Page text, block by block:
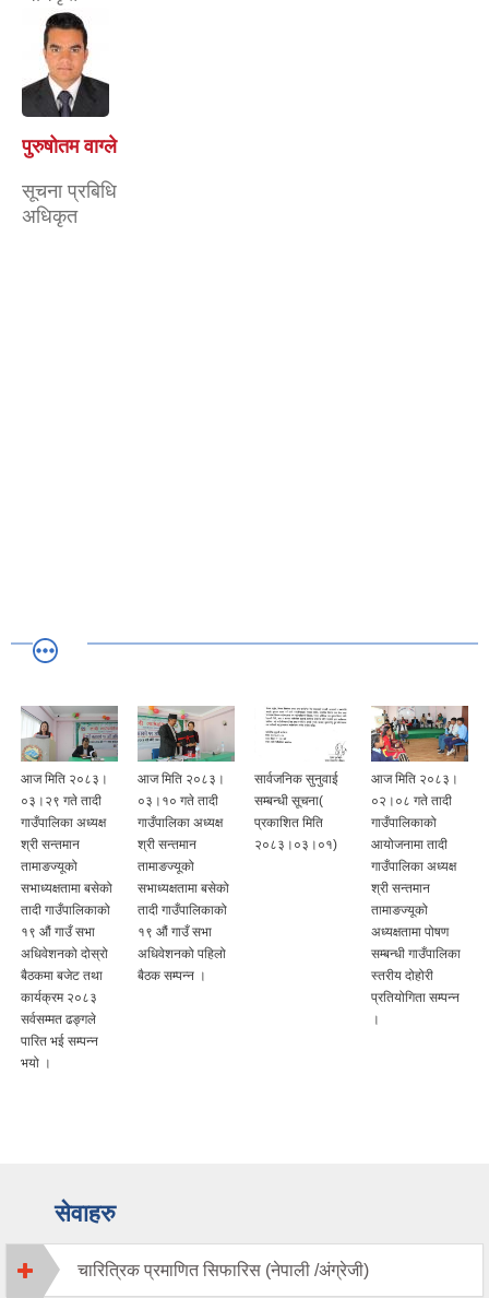
पुरुषोतम वाग्ले
सूचना प्रबिधि
अधिकृत
आज मिति २०८३।
०३।२९ गते तादी
गाउँपालिका अध्यक्ष
श्री सन्तमान
तामाङज्यूको
सभाध्यक्षतामा बसेको
तादी गाउँपालिकाको
१९ औं गाउँ सभा
अधिवेशनको दोस्रो
बैठकमा बजेट तथा
कार्यक्रम २०८३
सर्वसम्मत ढङ्गले
पारित भई सम्पन्न
भयो ।
आज मिति २०८३।
०३।१० गते तादी
गाउँपालिका अध्यक्ष
श्री सन्तमान
तामाङज्यूको
सभाध्यक्षतामा बसेको
तादी गाउँपालिकाको
१९ औं गाउँ सभा
अधिवेशनको पहिलो
बैठक सम्पन्न ।
सार्वजनिक सुनुवाई
सम्बन्धी सूचना(
प्रकाशित मिति
२०८३।०३।०१)
आज मिति २०८३।
०२।०८ गते तादी
गाउँपालिकाको
आयोजनामा तादी
गाउँपालिका अध्यक्ष
श्री सन्तमान
तामाङज्यूको
अध्यक्षतामा पोषण
सम्बन्धी गाउँपालिका
स्तरीय दोहोरी
प्रतियोगिता सम्पन्न
।
सेवाहरु
चारित्रिक प्रमाणित सिफारिस (नेपाली /अंग्रेजी)